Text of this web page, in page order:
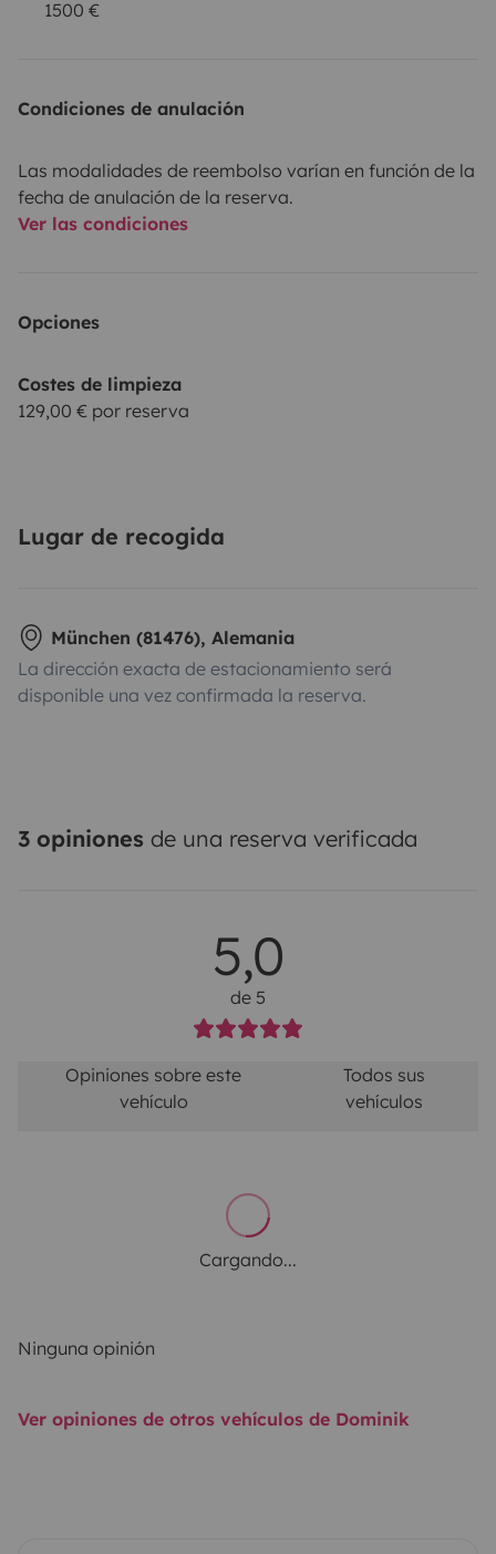
1500 €
Condiciones de anulación
Las modalidades de reembolso varían en función de la
fecha de anulación de la reserva.
Ver las condiciones
Opciones
Costes de limpieza
129,00 € por reserva
Lugar de recogida
München (81476), Alemania
La dirección exacta de estacionamiento será
disponible una vez confirmada la reserva.
3 opiniones de una reserva verificada
5,0
de 5
Opiniones sobre este
vehículo
Todos sus
vehículos
Cargando...
Ninguna opinión
Ver opiniones de otros vehículos de Dominik